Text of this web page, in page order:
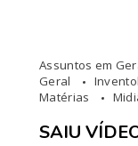
Assuntos em
Geral
Matérias
SAIU